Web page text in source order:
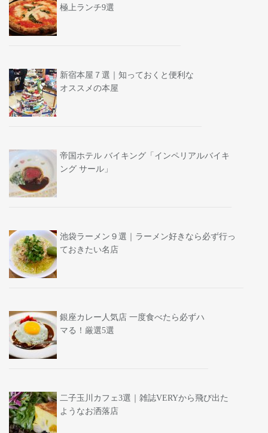
極上ランチ9選
新宿本屋７選｜知っておくと便利な
オススメの本屋
帝国ホテル バイキング「インペリアルバイキ
ング サール」
池袋ラーメン９選｜ラーメン好きなら必ず行っ
ておきたい名店
銀座カレー人気店 一度食べたら必ずハ
マる！厳選5選
二子玉川カフェ3選｜雑誌VERYから飛び出た
ようなお洒落店